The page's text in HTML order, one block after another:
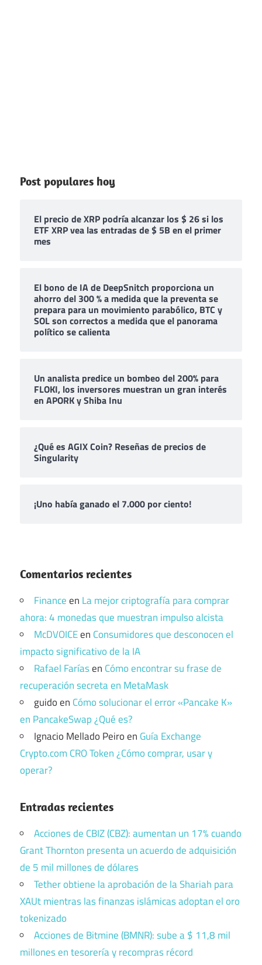
Post populares hoy
El precio de XRP podría alcanzar los $ 26 si los
ETF XRP vea las entradas de $ 5B en el primer
mes
El bono de IA de DeepSnitch proporciona un
ahorro del 300 % a medida que la preventa se
prepara para un movimiento parabólico, BTC y
SOL son correctos a medida que el panorama
político se calienta
Un analista predice un bombeo del 200% para
FLOKI, los inversores muestran un gran interés
en APORK y Shiba Inu
¿Qué es AGIX Coin? Reseñas de precios de
Singularity
¡Uno había ganado el 7.000 por ciento!
Comentarios recientes
Financeen La mejor criptografía para comprar
ahora: 4 monedas que muestran impulso alcista
McDVOICEen Consumidores que desconocen el
impacto significativo de la IA
Rafael Faríasen Cómo encontrar su frase de
recuperación secreta en MetaMask
guidoen Cómo solucionar el error «Pancake K»
en PancakeSwap ¿Qué es?
Ignacio Mellado Peiroen Guía Exchange
Crypto.com CRO Token ¿Cómo comprar, usar y
operar?
Entradas recientes
Acciones de CBIZ (CBZ): aumentan un 17% cuando
Grant Thornton presenta un acuerdo de adquisición
de 5 mil millones de dólares
Tether obtiene la aprobación de la Shariah para
XAUt mientras las finanzas islámicas adoptan el oro
tokenizado
Acciones de Bitmine (BMNR): sube a $ 11,8 mil
millones en tesorería y recompras récord